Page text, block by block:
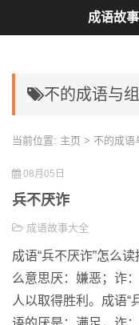
不的成语与
当前位置: 主页 > 不的成语
08月05日
兵不厌诈
成语故事大全
成语“兵不厌诈”怎么
么意思厌：嫌恶；诈
人以取得胜利。成语“
成语故